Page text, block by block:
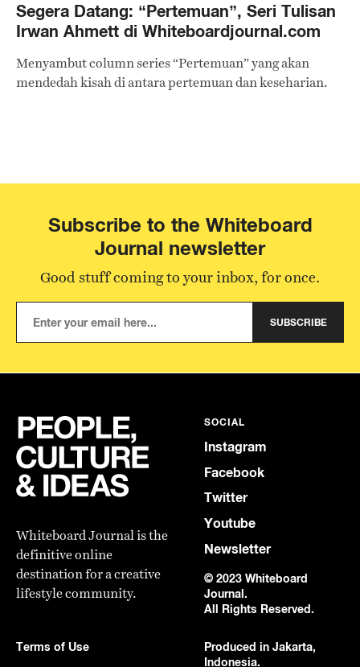
Segera Datang: “Pertemuan”, Seri Tulisan
Irwan Ahmett di Whiteboardjournal.com
Menyambut column series “Pertemuan” yang akan
mendedah kisah di antara pertemuan dan keseharian.
Subscribe to the Whiteboard
Journal newsletter
Good stuff coming to your inbox, for once.
SUBSCRIBE
Whiteboard Journal is the
definitive online
destination for a creative
lifestyle community.
SOCIAL
Instagram
Facebook
Twitter
Youtube
Newsletter
© 2023 Whiteboard
Journal.
All Rights Reserved.
Terms of Use
Produced in Jakarta,
Indonesia.